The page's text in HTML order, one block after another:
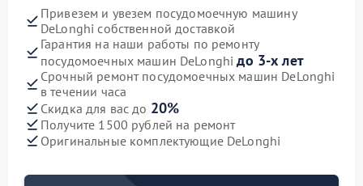
Привезем и увезем посудомоечную машину
DeLonghi собственной доставкой
Гарантия на наши работы по ремонту
посудомоечных машин DeLonghiдо 3-х лет
Срочный ремонт посудомоечных машин DeLonghi
в течении часа
Скидка для вас до 20%
Получите 1500 рублей на ремонт
Оригинальные комплектующие DeLonghi